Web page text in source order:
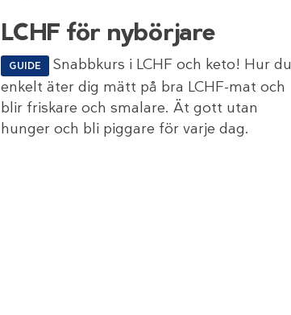
LCHF för nybörjare
GUIDE
Snabbkurs i LCHF och keto! Hur du
enkelt äter dig mätt på bra LCHF-mat och
blir friskare och smalare. Ät gott utan
hunger och bli piggare för varje dag.